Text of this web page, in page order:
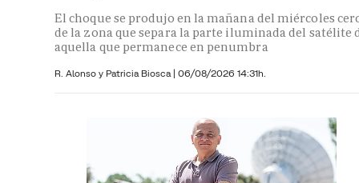
El choque se produjo en la mañana del miércoles
de la zona que separa la parte iluminada del satélite
aquella que permanece en penumbra
R. Alonso y Patricia Biosca | 06/08/2026 14:31h.